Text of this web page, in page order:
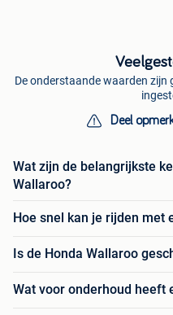
De onderstaande waarden zijn
Deel
Wat zijn de belangrijkste
Wallaroo?
Hoe snel kan je rijden met
Is de Honda Wallaroo
Wat voor onderhoud heeft